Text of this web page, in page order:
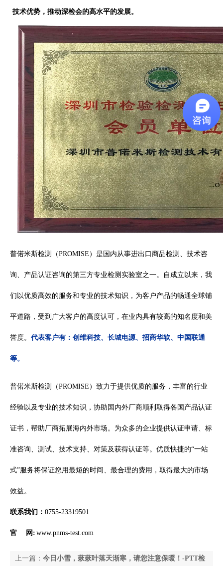
技术优势，推动深检会的高水平的发展。
普偌米斯检测（PROMISE）是国内从事进出口商品检测、技术咨
询、产品认证咨询的第三方专业检测实验室之一。自成立以来，我
们以优质高效的服务和专业的技术知识，为客户产品的畅通全球铺
平道路，受到广大客户的高度认可，在业内具有较高的知名度和美
誉度。 代表客户有：创维科技、长城电源、招商华软、中国联通
等。
普偌米斯检测（PROMISE）致力于提供优质的服务，丰富的行业
经验以及专业的技术知识，协助国内外厂商顺利取得各国产品认证
证书，帮助厂商拓展海内外市场。为众多的企业提供认证申请、标
准咨询、测试、技术支持、对策及获得认证等。优质快捷的“一站
式”服务将保证您用最短的时间、最合理的费用，取得最大的市场
效益。
联系我们： 0755-23319501
官 网: www.pnms-test.com
上一篇： 今日小雪，蔌蔌叶落天渐寒，请您注意保暖！-PTT检